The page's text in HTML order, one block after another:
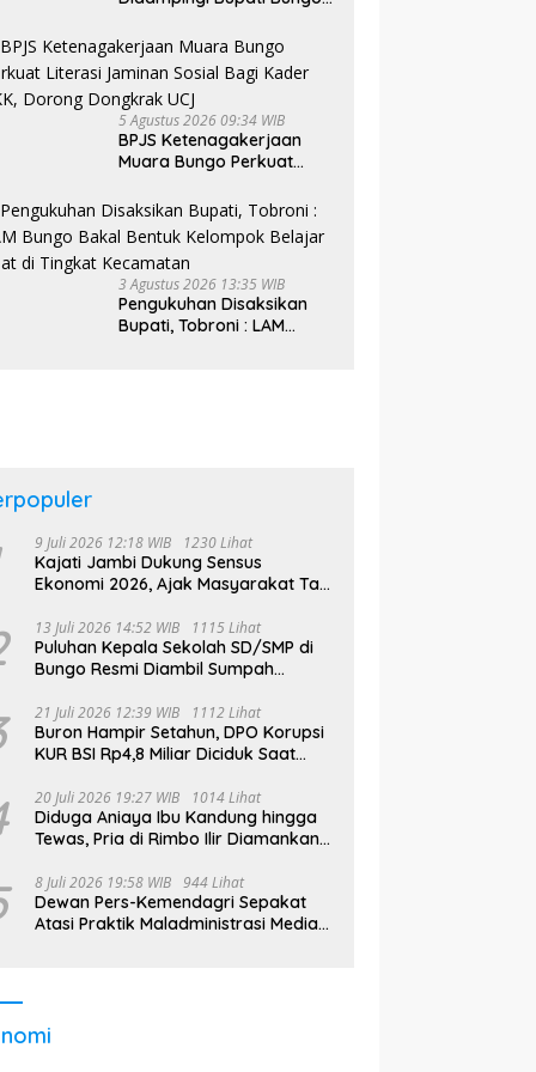
Sekolah Rakyat
5 Agustus 2026 09:34 WIB
BPJS Ketenagakerjaan
Muara Bungo Perkuat
Bagi Kader PKK, Dorong
Dongkrak UCJ
3 Agustus 2026 13:35 WIB
Pengukuhan Disaksikan
Bupati, Tobroni : LAM
9 Juli 2026 12:18 WIB 1230 Lihat
Kajati Jambi Dukung Sensus
Ekonomi 2026, Ajak Masyarakat Tak
13 Juli 2026 14:52 WIB 1115 Lihat
Puluhan Kepala Sekolah SD/SMP di
Bungo Resmi Diambil Sumpah
21 Juli 2026 12:39 WIB 1112 Lihat
Buron Hampir Setahun, DPO Korupsi
KUR BSI Rp4,8 Miliar Diciduk Saat
20 Juli 2026 19:27 WIB 1014 Lihat
Diduga Aniaya Ibu Kandung hingga
Tewas, Pria di Rimbo Ilir Diamankan
8 Juli 2026 19:58 WIB 944 Lihat
Dewan Pers-Kemendagri Sepakat
Atasi Praktik Maladministrasi Media